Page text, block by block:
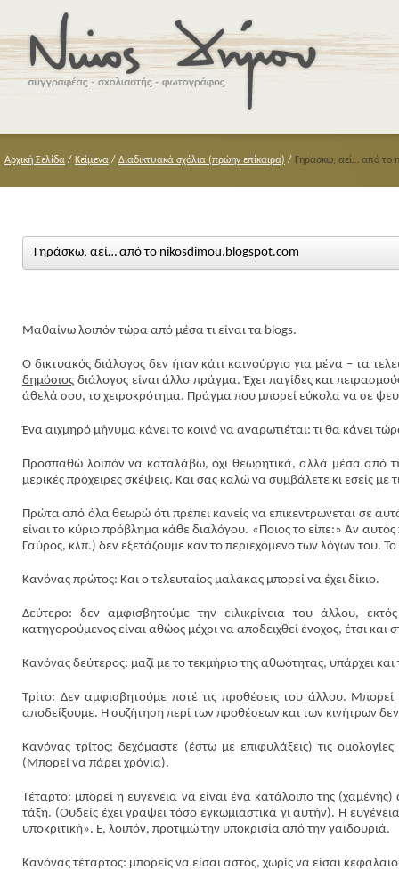
Αρχική Σελίδα / Κείμενα / Διαδικτυακά σχόλια (πρώην επίκαιρα) / Γηράσκω, αεί… από το
Γηράσκω, αεί… από το nikosdimou.blogspot.com
Μαθαίνω λοιπόν τώρα από μέσα τι είναι τα blogs.
Ο δικτυακός διάλογος δεν ήταν κάτι καινούργιο για μένα – τα
δημόσιος διάλογος είναι άλλο πράγμα. Έχει παγίδες και
άθελά σου, το χειροκρότημα. Πράγμα που μπορεί εύκολα να σε
Ένα αιχμηρό μήνυμα κάνει το κοινό να αναρωτιέται: τι θα κάνει
Προσπαθώ λοιπόν να καταλάβω, όχι θεωρητικά, αλλά μέσα από
μερικές πρόχειρες σκέψεις. Και σας καλώ να συμβάλετε κι εσείς με
Πρώτα από όλα θεωρώ ότι πρέπει κανείς να επικεντρώνεται σε
είναι το κύριο πρόβλημα κάθε διαλόγου. «Ποιος το είπε:» Αν αυτός
Γαύρος, κλπ.) δεν εξετάζουμε καν το περιεχόμενο των λόγων του.
Κανόνας πρώτος: Και ο τελευταίος μαλάκας μπορεί να έχει δίκιο.
Δεύτερο: δεν αμφισβητούμε την ειλικρίνεια του άλλου,
κατηγορούμενος είναι αθώος μέχρι να αποδειχθεί ένοχος, έτσι και
Κανόνας δεύτερος: μαζί με το τεκμήριο της αθωότητας, υπάρχει και
Τρίτο: Δεν αμφισβητούμε ποτέ τις προθέσεις του άλλου.
αποδείξουμε. Η συζήτηση περί των προθέσεων και των κινήτρων
Κανόνας τρίτος: δεχόμαστε (έστω με επιφυλάξεις) τις
(Μπορεί να πάρει χρόνια).
Τέταρτο: μπορεί η ευγένεια να είναι ένα κατάλοιπο της
τάξη. (Ουδείς έχει γράψει τόσο εγκωμιαστικά γι αυτήν). Η
υποκριτική». Ε, λοιπόν, προτιμώ την υποκρισία από την γαϊδουριά.
Κανόνας τέταρτος: μπορείς να είσαι αστός, χωρίς να είσαι